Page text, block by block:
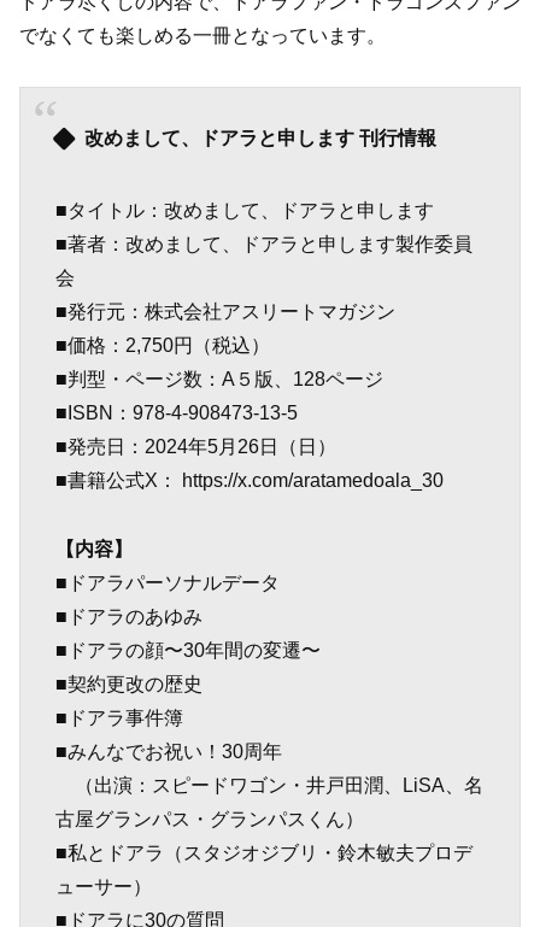
でなくても楽しめる一冊となっています。
改めまして、ドアラと申します 刊行情報
■タイトル：改めまして、ドアラと申します
■著者：改めまして、ドアラと申します製作委員
会
■発行元：株式会社アスリートマガジン
■価格：2,750円（税込）
■判型・ページ数：A５版、128ページ
■ISBN：978-4-908473-13-5
■発売日：2024年5月26日（日）
■書籍公式X： https://x.com/aratamedoala_30
【内容】
■ドアラパーソナルデータ
■ドアラのあゆみ
■ドアラの顔〜30年間の変遷〜
■契約更改の歴史
■ドアラ事件簿
■みんなでお祝い！30周年
（出演：スピードワゴン・井戸田潤、LiSA、名
古屋グランパス・グランパスくん）
■私とドアラ（スタジオジブリ・鈴木敏夫プロデ
ューサー）
■ドアラに30の質問